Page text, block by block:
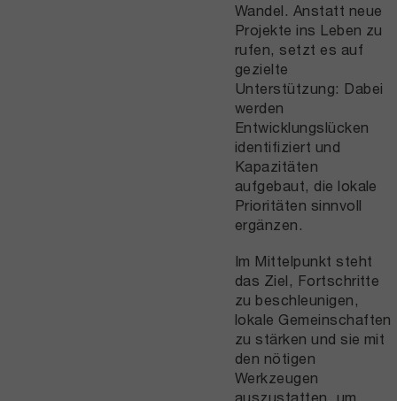
Wandel. Anstatt neue
Projekte ins Leben zu
rufen, setzt es auf
gezielte
Unterstützung: Dabei
werden
Entwicklungslücken
identifiziert und
Kapazitäten
aufgebaut, die lokale
Prioritäten sinnvoll
ergänzen.
Im Mittelpunkt steht
das Ziel, Fortschritte
zu beschleunigen,
lokale Gemeinschaften
zu stärken und sie mit
den nötigen
Werkzeugen
auszustatten, um